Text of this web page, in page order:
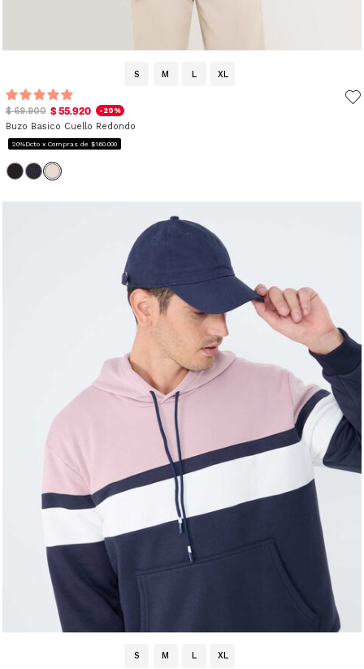
S M L XL
$ 69.900 $ 55.920 -20%
Buzo Basico Cuello Redondo
20%Dcto x Compras de $160.000
S M L
XL